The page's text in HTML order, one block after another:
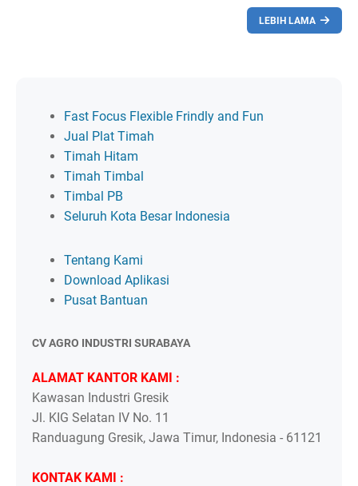
LEBIH LAMA
Fast Focus Flexible Frindly and Fun
Jual Plat Timah
Timah Hitam
Timah Timbal
Timbal PB
Seluruh Kota Besar Indonesia
Tentang Kami
Download Aplikasi
Pusat Bantuan
CV AGRO INDUSTRI SURABAYA
ALAMAT KANTOR KAMI :
Kawasan Industri Gresik
Jl. KIG Selatan IV No. 11
Randuagung Gresik, Jawa Timur, Indonesia - 61121
KONTAK KAMI :